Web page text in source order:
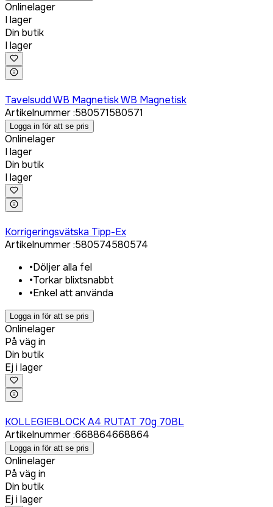
Onlinelager
I lager
Din butik
I lager
Tavelsudd WB Magnetisk WB Magnetisk
Artikelnummer:580571580571
Logga in för att se pris
Onlinelager
I lager
Din butik
I lager
Korrigeringsvätska Tipp-Ex
Artikelnummer:580574580574
•Döljer alla fel
•Torkar blixtsnabbt
•Enkel att använda
Logga in för att se pris
Onlinelager
På väg in
Din butik
Ej i lager
KOLLEGIEBLOCK A4 RUTAT 70g 70BL
Artikelnummer:668864668864
Logga in för att se pris
Onlinelager
På väg in
Din butik
Ej i lager